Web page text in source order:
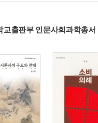
교출판부 인문사회과학총서